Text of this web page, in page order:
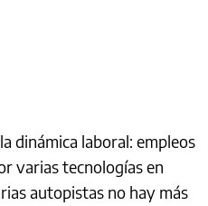
dinámica laboral: empleos
varias tecnologías en
autopistas no hay más